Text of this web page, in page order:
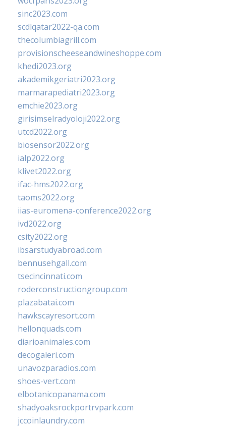
sinc2023.com
scdlqatar2022-qa.com
thecolumbiagrill.com
provisionscheeseandwineshoppe.com
khedi2023.org
akademikgeriatri2023.org
marmarapediatri2023.org
emchie2023.org
girisimselradyoloji2022.org
utcd2022.org
biosensor2022.org
ialp2022.org
klivet2022.org
ifac-hms2022.org
taoms2022.org
iias-euromena-conference2022.org
ivd2022.org
csity2022.org
ibsarstudyabroad.com
bennusehgall.com
tsecincinnati.com
roderconstructiongroup.com
plazabatai.com
hawkscayresort.com
hellonquads.com
diarioanimales.com
decogaleri.com
unavozparadios.com
shoes-vert.com
elbotanicopanama.com
shadyoaksrockportrvpark.com
jccoinlaundry.com